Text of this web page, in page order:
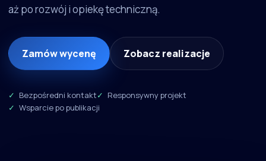
aż po rozwój i opiekę techniczną.
Zamów wycenę Zobacz realizacje
Bezpośredni kontakt
Responsywny projekt
Wsparcie po publikacji